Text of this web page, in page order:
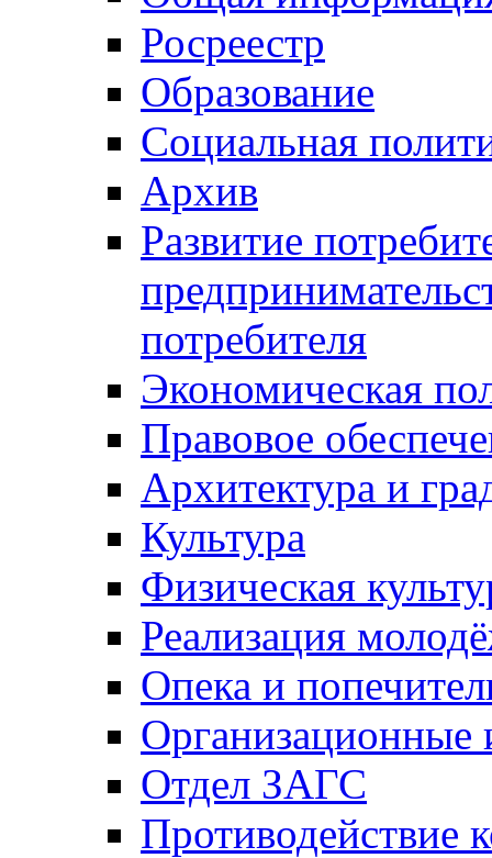
Росреестр
Образование
Социальная
Архив
Развитие
потребителя
Экономическая
Правовое
Архитектура и
Культура
Физическая
Реализация
Опека и
Отдел ЗАГС
Противодействие